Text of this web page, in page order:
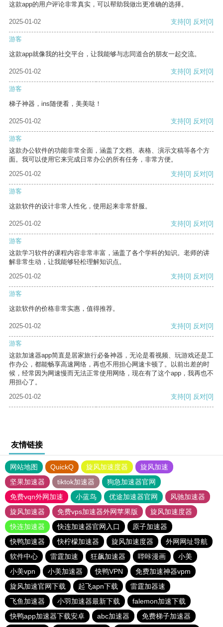
这款app的用户评论非常真实，可以帮助我做出更准确的选择。
2025-01-02 支持[0] 反对[0]
游客
这款app就像我的社交平台，让我能够与志同道合的朋友一起交流。
2025-01-02 支持[0] 反对[0]
游客
梯子神器，ins随便看，美美哒！
2025-01-02 支持[0] 反对[0]
游客
这款办公软件的功能非常全面，涵盖了文档、表格、演示文稿等各个方
面。我可以使用它来完成日常办公的所有任务，非常方便。
2025-01-02
支持[0] 反对[0]
游客
这款软件的设计非常人性化，使用起来非常舒服。
2025-01-02 支持[0] 反对[0]
游客
这款学习软件的课程内容非常丰富，涵盖了各个学科的知识。老师的讲
解非常生动，让我能够轻松理解知识点。
2025-01-02
支持[0] 反对[0]
游客
这款软件的价格非常实惠，值得推荐。
2025-01-02 支持[0] 反对[0]
游客
这款加速器app简直是居家旅行必备神器，无论是看视频、玩游戏还是工
作办公，都能畅享高速网络，再也不用担心网速卡顿了。以前出差的时
候，经常因为网速慢而无法正常使用网络，现在有了这个app，我再也不
用担心了。
2025-01-02
支持[0] 反对[0]
友情链接
网站地图 QuickQ 旋风加速度器
旋风加速
坚果加速器
tiktok加速器
狗急加速器官网
免费vqn外网加速
小蓝鸟 优途加速器官网
风驰加速器
旋风加速器
免费vps加速器外网苹果版
旋风加速度器
快连加速器
快连加速器官网入口
原子加速器
快鸭加速器
快柠檬加速器 旋风加速度器
外网网址导航
软件中心
雷霆加速 狂飙加速器 哔咔漫画
小美
小美vpn
小美加速器 快鸭VPN
免费加速神器vpm
旋风加速官网下载
起飞apn下载
雷霆加器速
飞鱼加速器
小羽加速器最新下载
falemon加速下载
快鸭app加速器下载安卓
abc加速器 免费梯子加速器